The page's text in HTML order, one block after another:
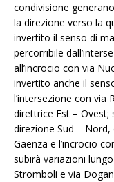
condivisione
la direzione verso la
invertito il senso di
percorribile
all’incrocio con via
invertito anche il
l’intersezione con
direttrice Est – Ovest;
direzione Sud –
Gaenza e l’incrocio
subirà variazioni
Stromboli e via